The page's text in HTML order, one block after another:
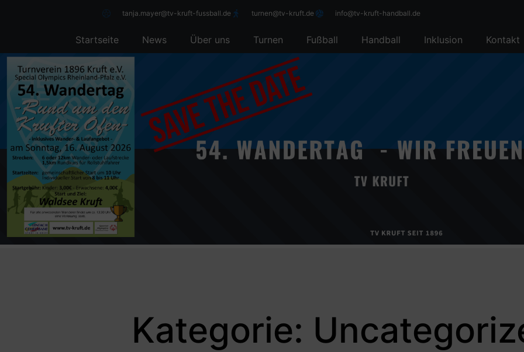
tanja.mayer@tv-kruft-fussball.de turnen@tv-kruft.de info@tv-kruft-handball.de
Startseite News Über uns Turnen Fußball Handball Inklusion Kontakt
Kategorie: